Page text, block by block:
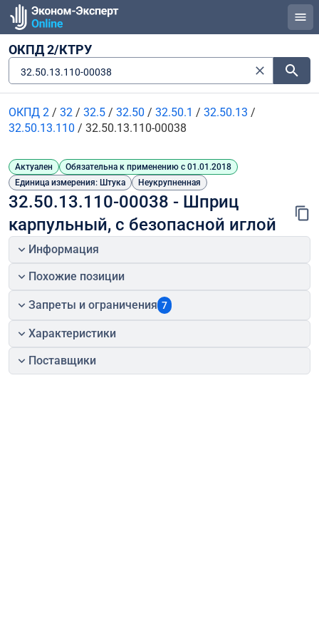
ОКПД 2/КТРУ
32.50.13.110-00038
ОКПД 2 / 32 / 32.5 / 32.50 / 32.50.1 / 32.50.13 /
32.50.13.110 / 32.50.13.110-00038
Актуален
Обязательна к применению с 01.01.2018
Единица измерения: Штука
Неукрупненная
32.50.13.110-00038 - Шприц
карпульный, с безопасной иглой
Информация
Похожие позиции
Запреты и ограничения 7
Характеристики
Поставщики